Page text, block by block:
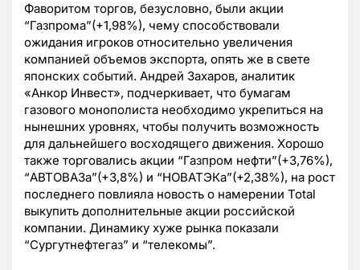
Фаворитом торгов, безусловно, были акции
“Газпрома”(+1,98%), чему способствовали
ожидания игроков относительно увеличения
компанией объемов экспорта, опять же в свете
японских событий. Андрей Захаров, аналитик
«Анкор Инвест», подчеркивает, что бумагам
газового монополиста необходимо укрепиться на
нынешних уровнях, чтобы получить возможность
для дальнейшего восходящего движения. Хорошо
также торговались акции “Газпром нефти”(+3,76%),
“АВТОВАЗа”(+3,8%) и “НОВАТЭКа”(+2,38%), на рост
последнего повлияла новость о намерении Total
выкупить дополнительные акции российской
компании. Динамику хуже рынка показали
“Сургутнефтегаз” и “телекомы”.